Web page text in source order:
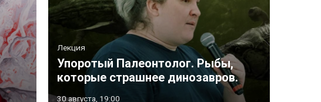
Лекция
Упоротый Палеонтолог. Рыбы,
которые страшнее динозавров.
30 августа, 19:00